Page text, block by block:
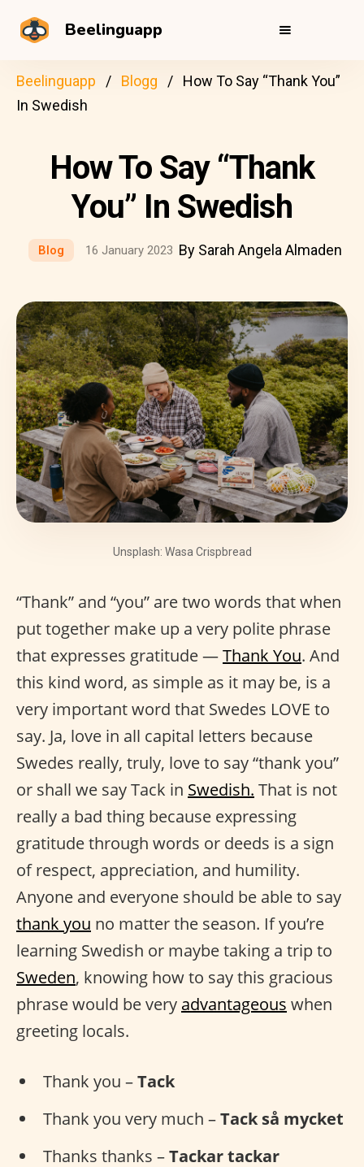
Beelinguapp
Beelinguapp Blogg
How To Say “Thank You”
In Swedish
How To Say “Thank
You” In Swedish
Blog 16 January 2023 By Sarah Angela Almaden
Unsplash: Wasa Crispbread
“Thank” and “you” are two words that when
put together make up a very polite phrase
that expresses gratitude —Thank You. And
this kind word, as simple as it may be, is a
very important word that Swedes LOVE to
say. Ja, love in all capital letters because
Swedes really, truly, love to say “thank you”
or shall we say Tack in Swedish. That is not
really a bad thing because expressing
gratitude through words or deeds is a sign
of respect, appreciation, and humility.
Anyone and everyone should be able to say
thank you no matter the season. If you’re
learning Swedish or maybe taking a trip to
Sweden, knowing how to say this gracious
phrase would be very advantageous when
greeting locals.
Thank you –Tack
Thank you very much –Tack så mycket
Thanks thanks –Tackar tackar